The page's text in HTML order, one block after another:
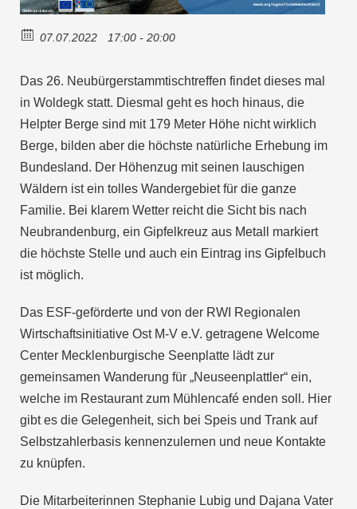
07.07.2022 17:00 - 20:00
Das 26. Neubürgerstammtischtreffen findet dieses mal
in Woldegk statt. Diesmal geht es hoch hinaus, die
Helpter Berge sind mit 179 Meter Höhe nicht wirklich
Berge, bilden aber die höchste natürliche Erhebung im
Bundesland. Der Höhenzug mit seinen lauschigen
Wäldern ist ein tolles Wandergebiet für die ganze
Familie. Bei klarem Wetter reicht die Sicht bis nach
Neubrandenburg, ein Gipfelkreuz aus Metall markiert
die höchste Stelle und auch ein Eintrag ins Gipfelbuch
ist möglich.
Das ESF-geförderte und von der RWI Regionalen
Wirtschaftsinitiative Ost M-V e.V. getragene Welcome
Center Mecklenburgische Seenplatte lädt zur
gemeinsamen Wanderung für „Neuseenplattler“ ein,
welche im Restaurant zum Mühlencafé enden soll. Hier
gibt es die Gelegenheit, sich bei Speis und Trank auf
Selbstzahlerbasis kennenzulernen und neue Kontakte
zu knüpfen.
Die Mitarbeiterinnen Stephanie Lubig und Dajana Vater